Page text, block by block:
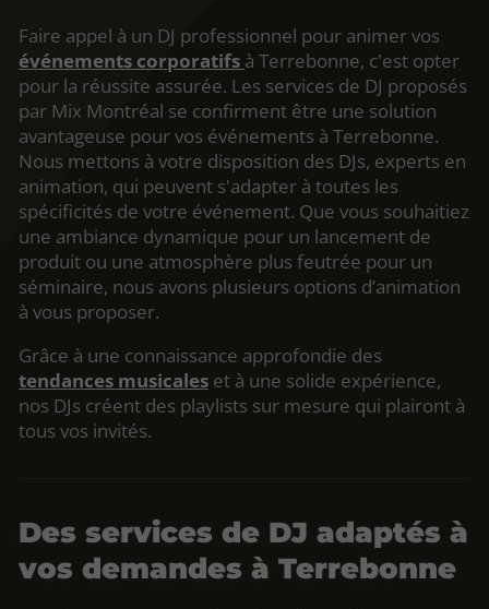
Faire appel à un DJ professionnel pour animer vos
événements corporatifs à Terrebonne, c'est opter
pour la réussite assurée. Les services de DJ proposés
par Mix Montréal se confirment être une solution
avantageuse pour vos événements à Terrebonne.
Nous mettons à votre disposition des DJs, experts en
animation, qui peuvent s'adapter à toutes les
spécificités de votre événement. Que vous souhaitiez
une ambiance dynamique pour un lancement de
produit ou une atmosphère plus feutrée pour un
séminaire, nous avons plusieurs options d’animation
à vous proposer.
Grâce à une connaissance approfondie des
tendances musicales et à une solide expérience,
nos DJs créent des playlists sur mesure qui plairont à
tous vos invités.
Des services de DJ adaptés à
vos demandes à Terrebonne